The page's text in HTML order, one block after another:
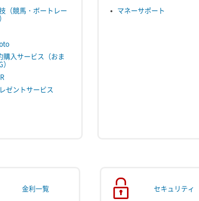
（競馬・ボートレー
購入サービス（おま
ゼントサービス
マネーサポート
金利一覧 セキュリティ